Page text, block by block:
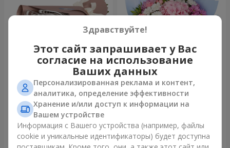
Букет "7 розовых роз!"
1 124 грн
Заказать
Романтический букет
"Небеса"
Заказать
Здравствуйте!
Этот сайт запрашивает у Вас
согласие на использование
Ваших данных
Персонализированная реклама и контент,
аналитика, определение эффективности
Хранение и/или доступ к информации на
Вашем устройстве
Информация с Вашего устройства (например, файлы
cookie и уникальные идентификаторы) будет доступна